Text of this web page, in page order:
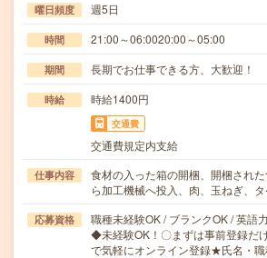
曜日頻度 週5日
時間 21:00～06:0020:00～05:00
期間 長期でお仕事できる方、大歓迎！
時給 時給1400円
交通費
交通費規定内支給
仕事内容
食材の入った箱の開梱、開梱され
ら加工機械へ投入、肉、玉ねぎ、
応募資格
職種未経験OK / ブランクOK / 英語
◆未経験OK！〇まずは事前登録だ
で気軽にオンライン登録★氏名・